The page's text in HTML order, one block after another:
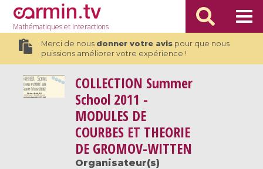
Mathématiqueset Interactions
Merci de nous donner votre avispour que nous
puissions améliorer votre expérience !
COLLECTION Summer
School 2011 -
MODULES DE
COURBES ET THEORIE
DE GROMOV-WITTEN
Organisateur(s)